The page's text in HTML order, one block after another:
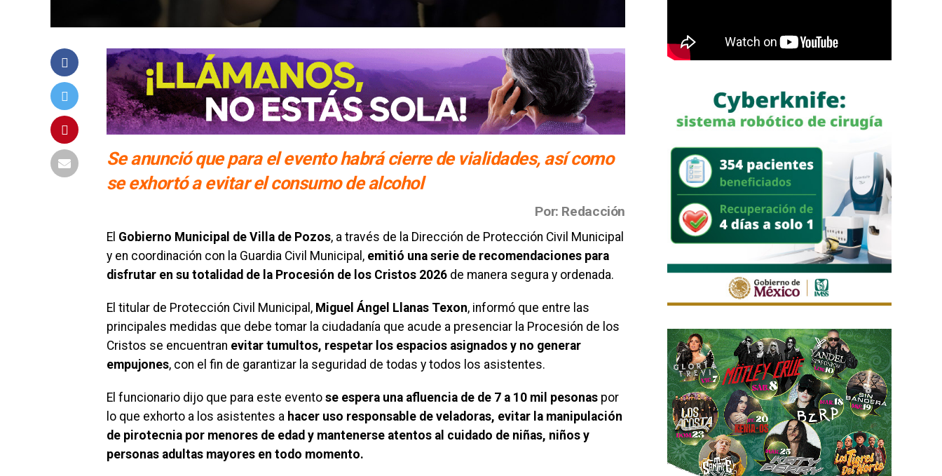
Se anunció que para el evento habrá cierre de vialidades, así como
se exhortó a evitar el consumo de alcohol
Por: Redacción
El Gobierno Municipal de Villa de Pozos, a través de la Dirección de Protección Civil Municipal
y en coordinación con la Guardia Civil Municipal, emitió una serie de recomendaciones para
disfrutar en su totalidad de la Procesión de los Cristos 2026 de manera segura y ordenada.
El titular de Protección Civil Municipal, Miguel Ángel Llanas Texon, informó que entre las
principales medidas que debe tomar la ciudadanía que acude a presenciar la Procesión de los
Cristos se encuentran evitar tumultos, respetar los espacios asignados y no generar
empujones, con el fin de garantizar la seguridad de todas y todos los asistentes.
El funcionario dijo que para este evento se espera una afluencia de de 7 a 10 mil pesonas por
lo que exhorto a los asistentes a hacer uso responsable de veladoras, evitar la manipulación
de pirotecnia por menores de edad y mantenerse atentos al cuidado de niñas, niños y
personas adultas mayores en todo momento.